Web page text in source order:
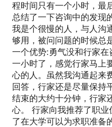
程时间只有一个小时，最
总结了一下咨询中的发现
我是个很慢的人，与人沟
够用，被问问题的时候总
一个优势:勇气没和行家
一小时了，感觉行家马上
心的人。虽然我沟通起来
回答，行家还是尽量保持
结束的大约十分钟，行家
心。 行家向我推荐了职
了在大学可以为求职准备